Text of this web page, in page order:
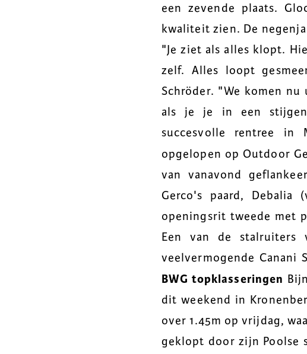
een zevende plaats.
kwaliteit zien. De
"Je ziet als alles klopt.
zelf. Alles loopt
Schröder. "We komen
als je je in een
succesvolle rentree in
opgelopen op Outdoor
van vanavond
Gerco's paard, Debalia
openingsrit tweede met
Een van de stalruiters
veelvermogende Canani
BWG topklasseringen
dit weekend in
over 1.45m op vrijdag,
geklopt door zijn Poolse